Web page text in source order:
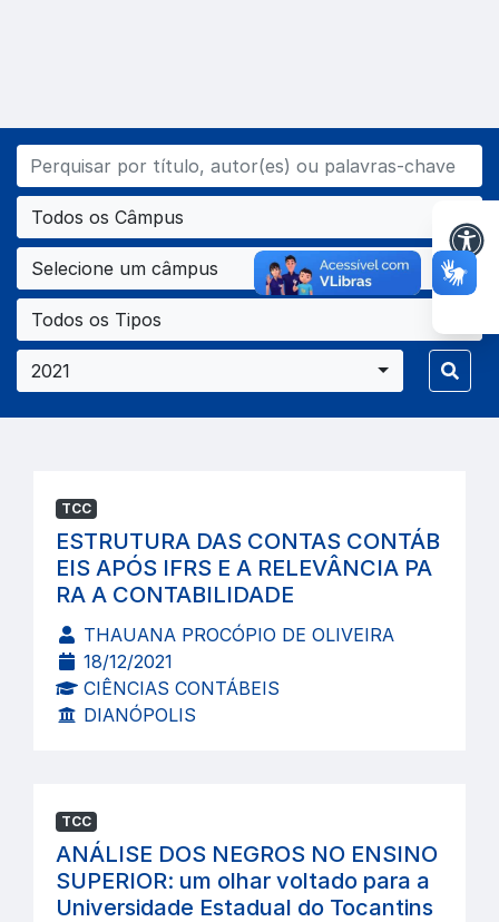
Todos os Câmpus
Selecione um câmpus
Todos os Tipos
2021
TCC
ESTRUTURA DAS CONTAS CONTÁB
EIS APÓS IFRS E A RELEVÂNCIA PA
RA A CONTABILIDADE
THAUANA PROCÓPIO DE OLIVEIRA
18/12/2021
CIÊNCIAS CONTÁBEIS
DIANÓPOLIS
TCC
ANÁLISE DOS NEGROS NO ENSINO
SUPERIOR: um olhar voltado para a
Universidade Estadual do Tocantins